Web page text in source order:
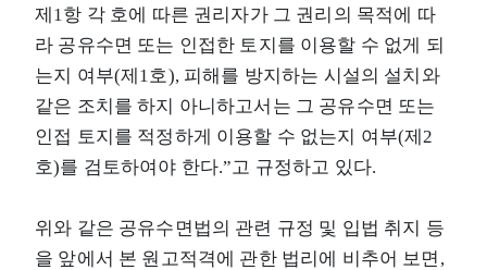
제1항 각 호에 따른 권리자가 그 권리의 목적에 따
라 공유수면 또는 인접한 토지를 이용할 수 없게 되
는지 여부(제1호), 피해를 방지하는 시설의 설치와
같은 조치를 하지 아니하고서는 그 공유수면 또는
인접 토지를 적정하게 이용할 수 없는지 여부(제2
호)를 검토하여야 한다.”고 규정하고 있다.
위와 같은 공유수면법의 관련 규정 및 입법 취지 등
을 앞에서 본 원고적격에 관한 법리에 비추어 보면,